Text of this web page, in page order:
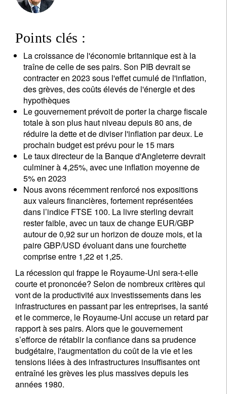
Points clés :
La croissance de l'économie britannique est à la
traîne de celle de ses pairs. Son PIB devrait se
contracter en 2023 sous l'effet cumulé de l'inflation,
des grèves, des coûts élevés de l'énergie et des
hypothèques
Le gouvernement prévoit de porter la charge fiscale
totale à son plus haut niveau depuis 80 ans, de
réduire la dette et de diviser l'inflation par deux. Le
prochain budget est prévu pour le 15 mars
Le taux directeur de la Banque d'Angleterre devrait
culminer à 4,25%, avec une inflation moyenne de
5% en 2023
Nous avons récemment renforcé nos expositions
aux valeurs financières, fortement représentées
dans l’indice FTSE 100. La livre sterling devrait
rester faible, avec un taux de change EUR/GBP
autour de 0,92 sur un horizon de douze mois, et la
paire GBP/USD évoluant dans une fourchette
comprise entre 1,22 et 1,25.
La récession qui frappe le Royaume-Uni sera-t-elle
courte et prononcée? Selon de nombreux critères qui
vont de la productivité aux investissements dans les
infrastructures en passant par les entreprises, la santé
et le commerce, le Royaume-Uni accuse un retard par
rapport à ses pairs. Alors que le gouvernement
s’efforce de rétablir la confiance dans sa prudence
budgétaire, l'augmentation du coût de la vie et les
tensions liées à des infrastructures insuffisantes ont
entraîné les grèves les plus massives depuis les
années 1980.